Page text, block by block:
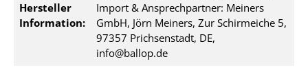
Hersteller
Information:
Import & Ansprechpartner: Meiners
GmbH, Jörn Meiners, Zur Schirmeiche 5,
97357 Prichsenstadt, DE,
info@ballop.de